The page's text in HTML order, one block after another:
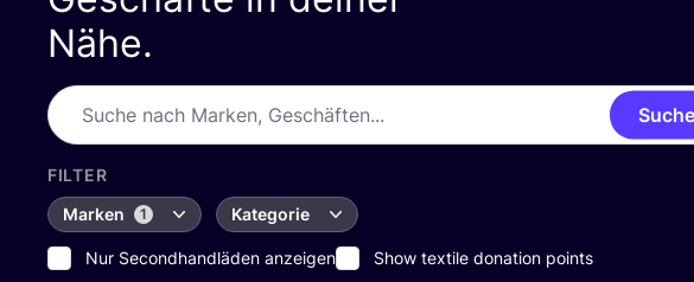
Nähe.
Suche
FILTER
Marken
1 Kategorie
Nur Secondhandläden anzeigen Show textile donation points